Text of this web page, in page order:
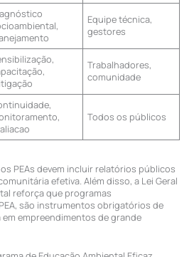
Equipe técnica,
gestores
Trabalhadores,
comunidade
Todos os públicos
PEAs devem incluir relatórios públicos
efetiva. Além disso, a Lei Geral
reforça que programas
são instrumentos obrigatórios de
empreendimentos de grande